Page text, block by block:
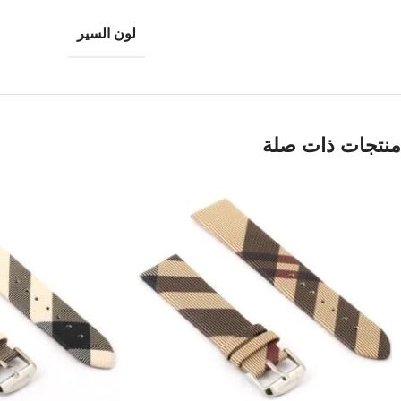
لون السير
منتجات ذات صلة